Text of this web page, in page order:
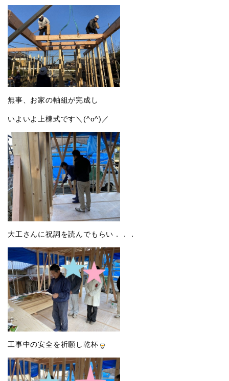
無事、お家の軸組が完成し
いよいよ上棟式です＼(^o^)／
大工さんに祝詞を読んでもらい．．．
工事中の安全を祈願し乾杯